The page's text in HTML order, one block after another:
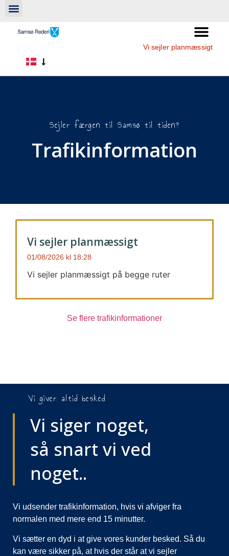
Vi sejler planmæssigt
Sejler færgen til Samsø til tiden?
Trafikinformation
Vi sejler planmæssigt
01/08/2026 18:28
Vi sejler planmæssigt på begge ruter
Se flere trafikinformationer
Vi giver altid besked
Vi siger noget,
så snart vi ved
noget..
Vi udsender trafikinformation, hvis vi afviger fra
normalen med mere end 15 minutter.
Vi sætter en dyd i at give vores kunder besked. Så du
kan være sikker på, at hvis der står at vi sejler